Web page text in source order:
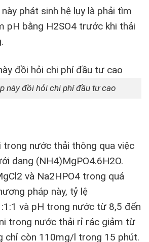
phát sinh hệ lụy là phải tìm
pH bằng H2SO4 trước khi thải
này đồi hỏi chi phí đầu tư cao
trong nước thải thông qua việc
dạng (NH4)MgPO4.6H2O.
và Na2HPO4 trong quá
pháp này, tỷ lệ
và pH trong nước từ 8,5 đến
trong nước thải rỉ rác giảm từ
chỉ còn 110mg/l trong 15 phút.